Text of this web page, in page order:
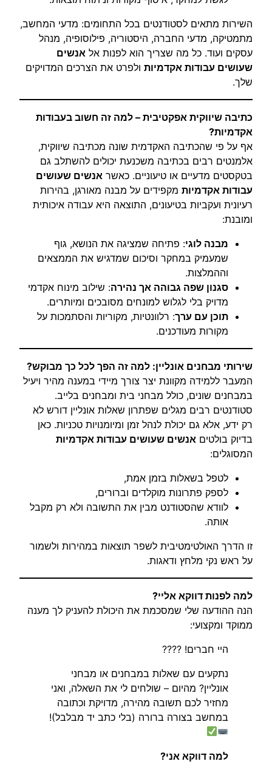
השירות מתאים לסטודנטים בכל התחומים: מדעי המחשב,
מתמטיקה, מדעי החברה, היסטוריה, פילוסופיה, מנהל
עסקים ועוד. כל מה שצריך הוא לפנות אל אנשים
שעושים עבודות אקדמיות ולפרט את הצרכים המדויקים
שלך.
כתיבה שיווקית אפקטיבית – למה זה חשוב בעבודות
אקדמיות?
אף על פי שהכתיבה האקדמית שונה מכתיבה שיווקית,
אלמנטים רבים בכתיבה משכנעת יכולים להשתלב גם
בטקסטים מדעיים או טיעוניים. כאשר אנשים שעושים
עבודות אקדמיות מקפידים על מבנה מאורגן, בהירות
רעיונית ועקביות בטיעונים, התוצאה היא עבודה איכותית
ומובנת:
מבנה לוגי: פתיחה שמציגה את הנושא, גוף
שמעמיק במחקר וסיכום שמדגיש את הממצאים
וההמלצות.
סגנון שפה גבוהה אך נהירה: שילוב מינוח אקדמי
מדויק בלי לגלוש למונחים מסובכים ומיותרים.
תוכן עם ערך: רלוונטיות, מקוריות והסתמכות על
מקורות מעודכנים.
שירותי מבחנים אונליין: למה זה הפך לכל כך מבוקש?
המעבר ללמידה מקוונת יצר צורך מיידי במענה מהיר ויעיל
במבחנים שונים, כולל מבחני בית ומבחנים בלייב.
סטודנטים רבים מגלים שפתרון שאלות אונליין דורש לא
רק ידע, אלא גם יכולת לנהל זמן ומיומנויות טכניות. כאן
בדיוק בולטים אנשים שעושים עבודות אקדמיות
המסוגלים:
לטפל בשאלות בזמן אמת,
לספק פתרונות מוקלדים וברורים,
לוודא שהסטודנט מבין את התשובה ולא רק מקבל
אותה.
זו הדרך האולטימטיבית לשפר תוצאות במהירות ולשמור
על ראש נקי מלחץ ודאגות.
למה לפנות דווקא אליי?
הנה ההודעה שלי שמסכמת את היכולת להעניק לך מענה
ממוקד ומקצועי:
היי חברים! ????
נתקעים עם שאלות במבחנים או מבחני
אונליין? מהיום – שולחים לי את השאלה, ואני
מחזיר לכם תשובה מהירה, מדויקת וכתובה
במחשב בצורה ברורה (בלי כתב יד מבלבל)!
למה דווקא אני?